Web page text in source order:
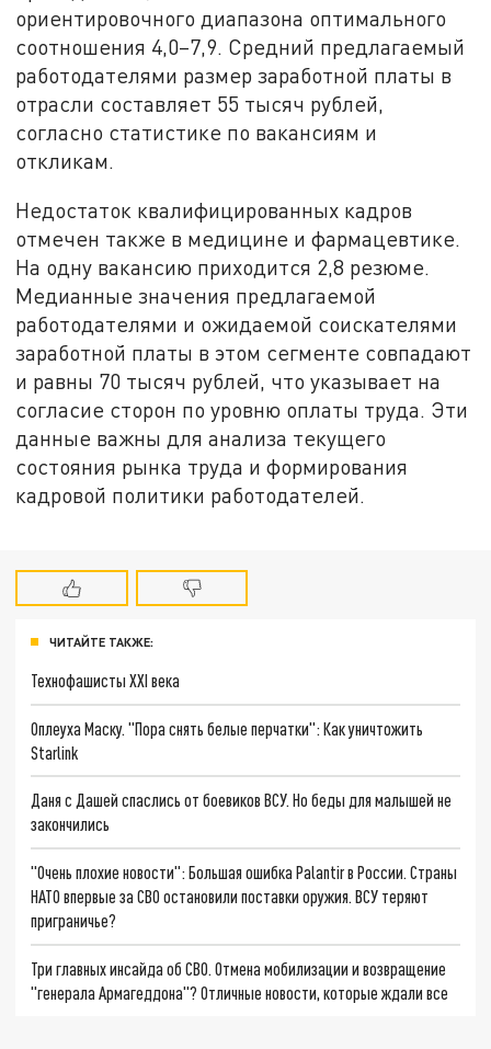
ориентировочного диапазона оптимального
соотношения 4,0–7,9. Средний предлагаемый
работодателями размер заработной платы в
отрасли составляет 55 тысяч рублей,
согласно статистике по вакансиям и
откликам.
Недостаток квалифицированных кадров
отмечен также в медицине и фармацевтике.
На одну вакансию приходится 2,8 резюме.
Медианные значения предлагаемой
работодателями и ожидаемой соискателями
заработной платы в этом сегменте совпадают
и равны 70 тысяч рублей, что указывает на
согласие сторон по уровню оплаты труда. Эти
данные важны для анализа текущего
состояния рынка труда и формирования
кадровой политики работодателей.
ЧИТАЙТЕ ТАКЖЕ:
Технофашисты XXI века
Оплеуха Маску. "Пора снять белые перчатки": Как уничтожить
Starlink
Даня с Дашей спаслись от боевиков ВСУ. Но беды для малышей не
закончились
"Очень плохие новости": Большая ошибка Palantir в России. Страны
НАТО впервые за СВО остановили поставки оружия. ВСУ теряют
приграничье?
Три главных инсайда об СВО. Отмена мобилизации и возвращение
"генерала Армагеддона"? Отличные новости, которые ждали все